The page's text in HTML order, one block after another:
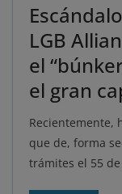
LGB
el
el gran
Recientemente,
que de, forma
trámites el 55 de